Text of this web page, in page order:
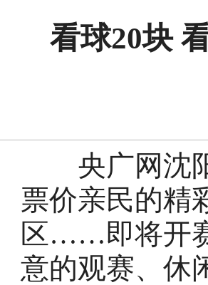
看球20块
央广网沈阳
票价亲民的精
区……即将开
意的观赛、休